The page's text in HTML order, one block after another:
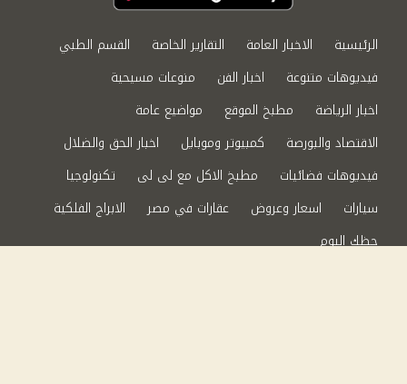
الرئيسية الاخبار العامة التقارير الخاصة
القسم الطبي
فيديوهات متنوعة
اخبار الفن
منوعات مسيحية
اخبار الرياضة
مطبخ الموقع
مواضيع عامة
الاقتصاد والبورصة
كمبيوتر وموبايل
اخبار الحق والضلال
فيديوهات فضائيات
مطبخ الاكل مع لى لى
تكنولوجيا
سيارات
اسعار وعروض عقارات في مصر
الابراج الفلكية
حظك اليوم